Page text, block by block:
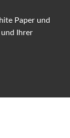
Paper und
und Ihrer